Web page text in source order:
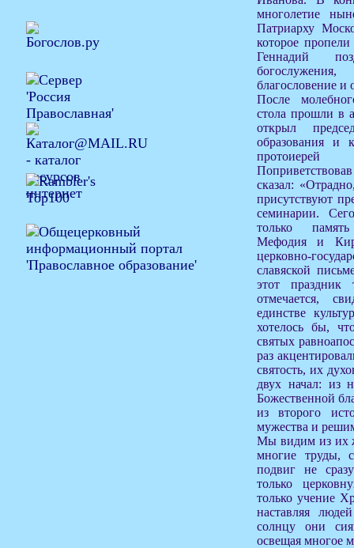
многолетие
Патриарху
которое
Геннадий
благословение и
После
стола прошли в
открыл
образования и
сказал:
присутствуют
семинарии.
только
Мефодия и
церковно-
славяской
этот праздник
отмечается,
единстве
хотелось бы,
святых
раз
святость, их
двух начал: из
Божественной
из второго
мужества и
Мы видим из их
многие труды,
подвиг не
только
только учение
наставляя
солнцу они
освещая многое